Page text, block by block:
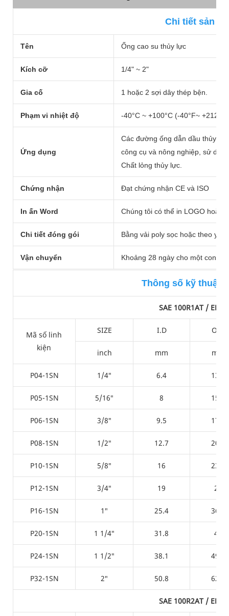
Chi tiết sản
Tên Ống cao su thủy lực
Kích cỡ 1/4" ~ 2"
Gia cố 1 hoặc 2 sợi dây thép bện.
Phạm vi nhiệt độ -40°C ~ +100°C (-40°F~ +212°F)
Ứng dụng
Các đường ống dẫn dầu thủy
công cụ và nông nghiệp, sử
Chất lỏng thủy lực.
Chứng nhận Đạt chứng nhận CE và ISO
In ấn Word Chúng tôi có thể in LOGO hoặc
Chi tiết đóng gói Bằng vải poly sọc hoặc theo yêu
Vận chuyển Khoảng 28 ngày cho một
Thông số kỹ thuật
SAE 100R1AT /
Mã số linh
kiện
SIZE I.D O.D
inch mm mm
P04-1SN 1/4″ 6.4 13.4
P05-1SN 5/16″ 8 15.2
P06-1SN 3/8″ 9.5 17.3
P08-1SN 1/2″ 12.7 20.3
P10-1SN 5/8″ 16 23.7
P12-1SN 3/4″ 19 28
P16-1SN 1″ 25.4 36.2
P20-1SN 1 1/4″ 31.8 43
P24-1SN 1 1/2″ 38.1 49.2
P32-1SN 2″ 50.8 62.6
SAE 100R2AT /